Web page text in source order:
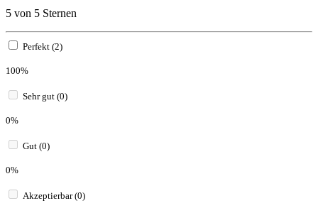
5 von 5 Sternen
Perfekt (2)
100%
Sehr gut (0)
0%
Gut (0)
0%
Akzeptierbar (0)